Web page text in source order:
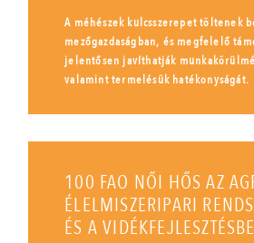
A méhészek kulcsszerepet töltenek
mezőgazdaságban, és megfelelő
jelentősen javíthatják
valamint termelésük hatékonyságát.
100 FAO NŐI HŐS AZ
ÉLELMISZERIPARI
ÉS A